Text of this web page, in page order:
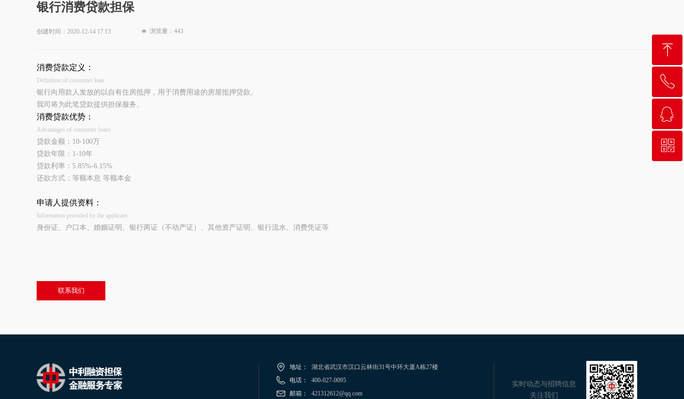
创建时间： 2020-12-14 17:13
银行消费贷款担保
넶 浏览量： 443
消费贷款定义：
Definition of consumer loan
银行向用款人发放的以自有住房抵押，用于消费用途的房屋抵押贷款。
我司将为此笔贷款提供担保服务。
消费贷款优势：
Advantages of consumer loans
贷款金额：10-100万
贷款年限：1-10年
贷款利率：5.85%-6.15%
还款方式：等额本息 等额本金
申请人提供资料：
Information provided by the applicant
身份证、户口本、婚姻证明、银行两证（不动产证）、其他资产证明、银行流水、消费凭证等
联系我们
地址：
湖北省武汉市汉口云林街31号中环大厦A栋27楼
电话：
400-027-0095
邮箱：
421312612@qq.com
实时动态与招聘信息
关注我们
ꁸ
回到顶部
ꂅ
ꁗ
QQ客服
ꀥ